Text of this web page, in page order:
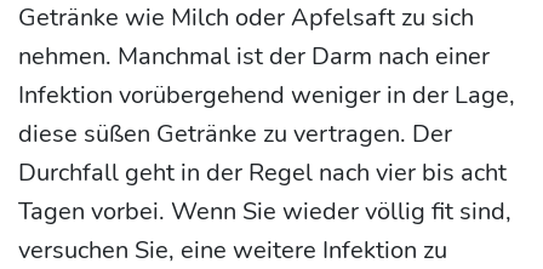
Getränke wie Milch oder Apfelsaft zu sich
nehmen. Manchmal ist der Darm nach einer
Infektion vorübergehend weniger in der Lage,
diese süßen Getränke zu vertragen. Der
Durchfall geht in der Regel nach vier bis acht
Tagen vorbei. Wenn Sie wieder völlig fit sind,
versuchen Sie, eine weitere Infektion zu